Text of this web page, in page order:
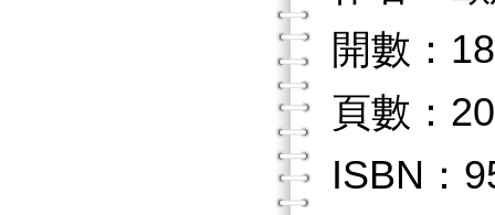
開數：18
頁數：
ISBN：